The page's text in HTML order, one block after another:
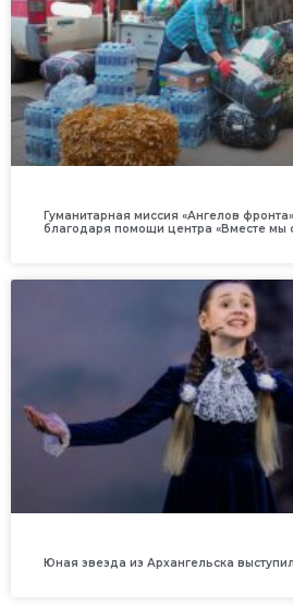
Гуманитарная миссия «Ангелов
благодаря помощи центра «Вместе мы
Юная звезда из Архангельска